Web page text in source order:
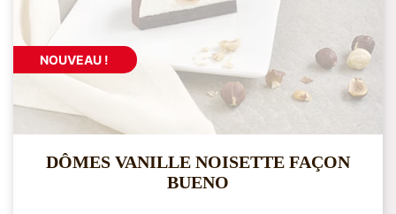
NOUVEAU !
DÔMES VANILLE NOISETTE FAÇON
BUENO